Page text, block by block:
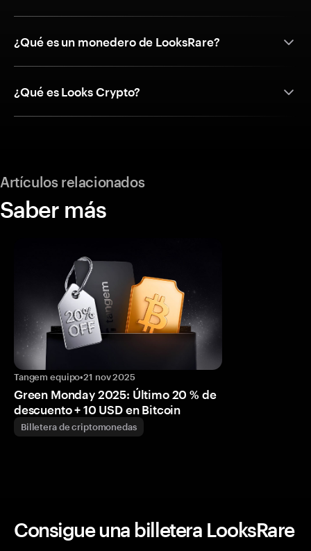
¿Qué es un monedero de LooksRare?
¿Qué es Looks Crypto?
Artículos relacionados
Saber más
Tangem equipo•21 nov 2025
Green Monday 2025: Último 20 % de
descuento + 10 USD en Bitcoin
Billetera de criptomonedas
Consigue una billetera LooksRare